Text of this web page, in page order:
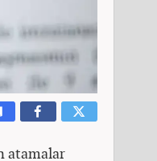
atamalar